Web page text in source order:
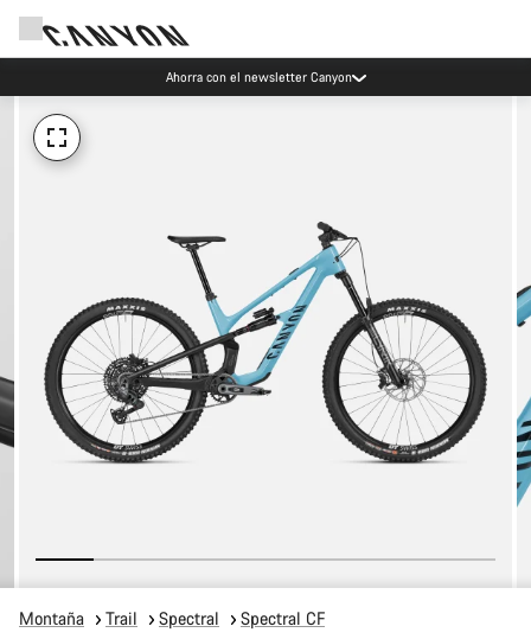
Eventos Canyon
Montaña Trail Spectral Spectral CF